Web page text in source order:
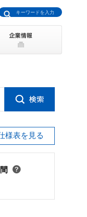
様表を見る